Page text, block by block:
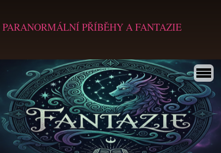
PARANORMÁLNÍ PŘÍBĚHY A FANTAZIE